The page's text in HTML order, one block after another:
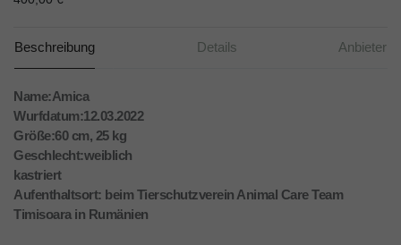
Beschreibung Details Anbieter
Name:Amica
Wurfdatum:12.03.2022
Größe:60 cm, 25 kg
Geschlecht:weiblich
kastriert
Aufenthaltsort: beim Tierschutzverein Animal Care Team
Timisoara in Rumänien